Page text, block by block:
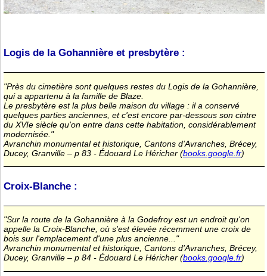
Logis de la Gohannière et presbytère :
"Près du cimetière sont quelques restes du Logis de la Gohannière,
qui a appartenu à la famille de Blaze.
Le presbytère est la plus belle maison du village : il a conservé
quelques parties anciennes, et c'est encore par-dessous son cintre
du XVIe siècle qu'on entre dans cette habitation, considérablement
modernisée."
Avranchin monumental et historique, Cantons d'Avranches, Brécey,
Ducey, Granville – p 83 - Édouard Le Héricher (books.google.fr)
Croix-Blanche :
"Sur la route de la Gohannière à la Godefroy est un endroit qu'on
appelle la Croix-Blanche, où s'est élevée récemment une croix de
bois sur l'emplacement d'une plus ancienne..."
Avranchin monumental et historique, Cantons d'Avranches, Brécey,
Ducey, Granville – p 84 - Édouard Le Héricher (books.google.fr)